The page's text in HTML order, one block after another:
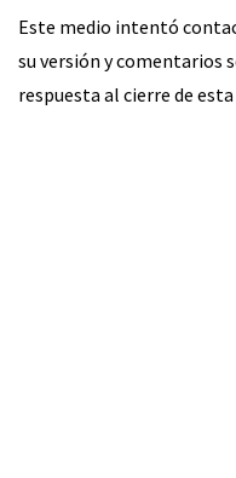
Este medio intentó
su versión y comentarios
respuesta al cierre de